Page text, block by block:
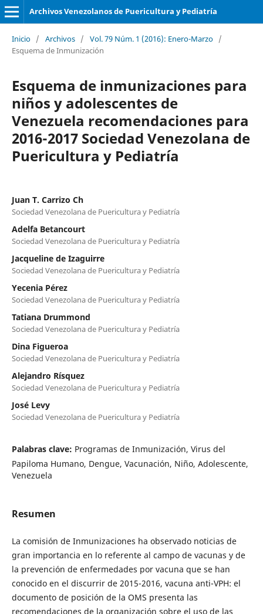
Archivos Venezolanos de Puericultura y Pediatría
Inicio / Archivos / Vol. 79 Núm. 1 (2016): Enero-Marzo /
Esquema de Inmunización
Esquema de inmunizaciones para
niños y adolescentes de
Venezuela recomendaciones para
2016-2017 Sociedad Venezolana de
Puericultura y Pediatría
Juan T. Carrizo Ch
Sociedad Venezolana de Puericultura y Pediatría
Adelfa Betancourt
Sociedad Venezolana de Puericultura y Pediatría
Jacqueline de Izaguirre
Sociedad Venezolana de Puericultura y Pediatría
Yecenia Pérez
Sociedad Venezolana de Puericultura y Pediatría
Tatiana Drummond
Sociedad Venezolana de Puericultura y Pediatría
Dina Figueroa
Sociedad Venezolana de Puericultura y Pediatría
Alejandro Rísquez
Sociedad Venezolana de Puericultura y Pediatría
José Levy
Sociedad Venezolana de Puericultura y Pediatría
Palabras clave: Programas de Inmunización, Virus del
Papiloma Humano, Dengue, Vacunación, Niño, Adolescente,
Venezuela
Resumen
La comisión de Inmunizaciones ha observado noticias de
gran importancia en lo referente al campo de vacunas y de
la prevención de enfermedades por vacuna que se han
conocido en el discurrir de 2015-2016, vacuna anti-VPH: el
documento de posición de la OMS presenta las
recomendaciones de la organización sobre el uso de las